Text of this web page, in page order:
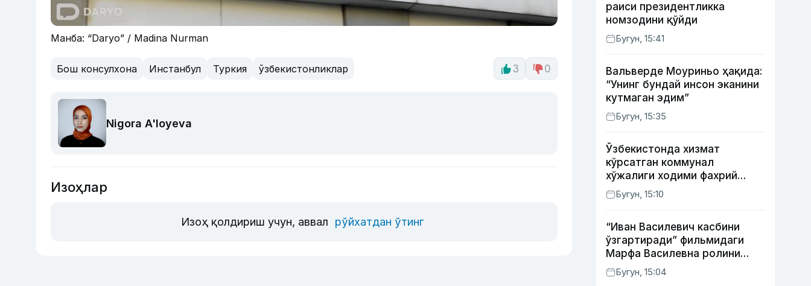
Манба: “Daryo” / Madina Nurman
Бош консулхона Инстанбул Туркия ўзбекистонликлар 3 0
Nigora A'loyeva
Изоҳлар
Изоҳ қолдириш учун, аввал рўйхатдан ўтинг
раиси президентликка
номзодини қўйди
Бугун, 15:41
Вальверде Моуриньо ҳақида:
“Унинг бундай инсон эканини
кутмаган эдим”
Бугун, 15:35
Ўзбекистонда хизмат
кўрсатган коммунал
хўжалиги ходими фахрий
унвони таъсис этилиши
мумкин
Бугун, 15:10
“Иван Василевич касбини
ўзгартиради” фильмидаги
Марфа Василевна ролини
ижро этган актрисанинг
тақдири қандай кечди?
Бугун, 15:04